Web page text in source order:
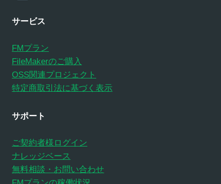
サービス
FMプラン
FileMakerのご購入
OSS関連プロジェクト
特定商取引法に基づく表示
サポート
ご契約者様ログイン
ナレッジベース
無料相談・お問い合わせ